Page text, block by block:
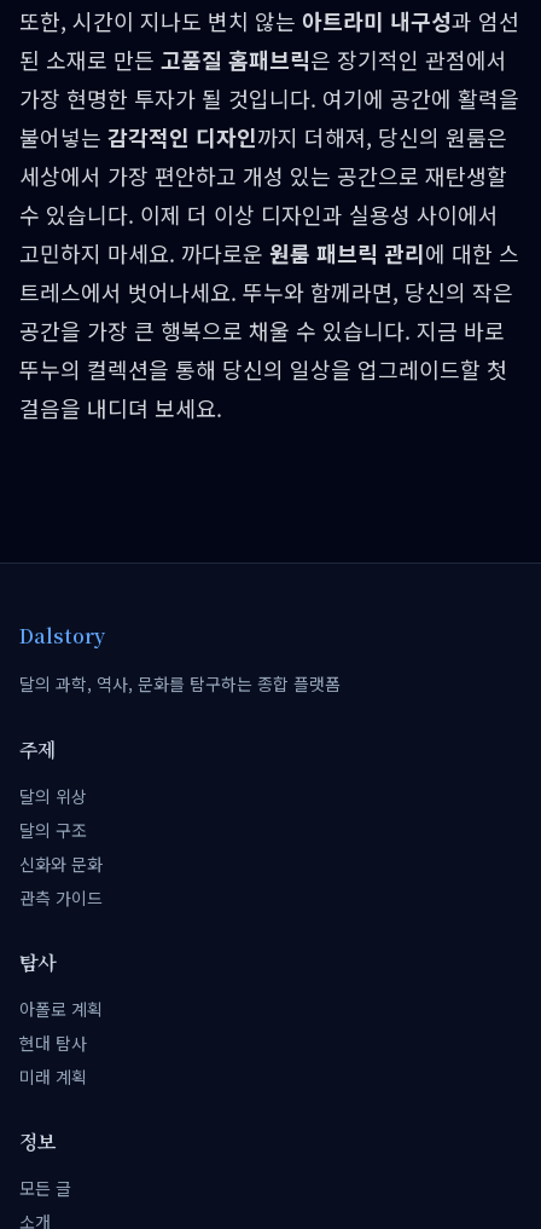
또한, 시간이 지나도 변치 않는 아트라미 내구성과 엄선
된 소재로 만든 고품질 홈패브릭은 장기적인 관점에서
가장 현명한 투자가 될 것입니다. 여기에 공간에 활력을
불어넣는 감각적인 디자인까지 더해져, 당신의 원룸은
세상에서 가장 편안하고 개성 있는 공간으로 재탄생할
수 있습니다. 이제 더 이상 디자인과 실용성 사이에서
고민하지 마세요. 까다로운 원룸 패브릭 관리에 대한 스
트레스에서 벗어나세요. 뚜누와 함께라면, 당신의 작은
공간을 가장 큰 행복으로 채울 수 있습니다. 지금 바로
뚜누의 컬렉션을 통해 당신의 일상을 업그레이드할 첫
걸음을 내디뎌 보세요.
Dalstory
달의 과학, 역사, 문화를 탐구하는 종합 플랫폼
주제
달의 위상
달의 구조
신화와 문화
관측 가이드
탐사
아폴로 계획
현대 탐사
미래 계획
정보
모든 글
소개